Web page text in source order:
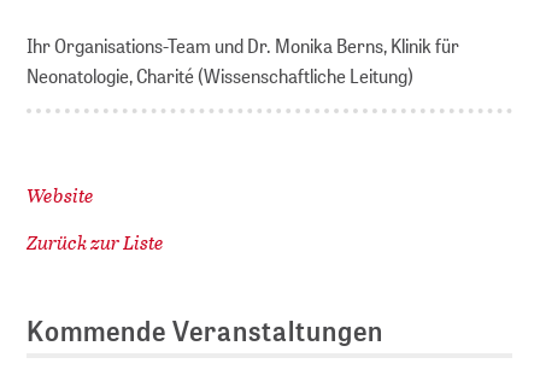
Ihr Organisations-Team und Dr. Monika Berns, Klinik für
Neonatologie, Charité (Wissenschaftliche Leitung)
Website
Zurück zur Liste
Kommende Veranstaltungen